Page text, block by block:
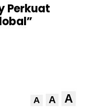
Perkuat
A A A